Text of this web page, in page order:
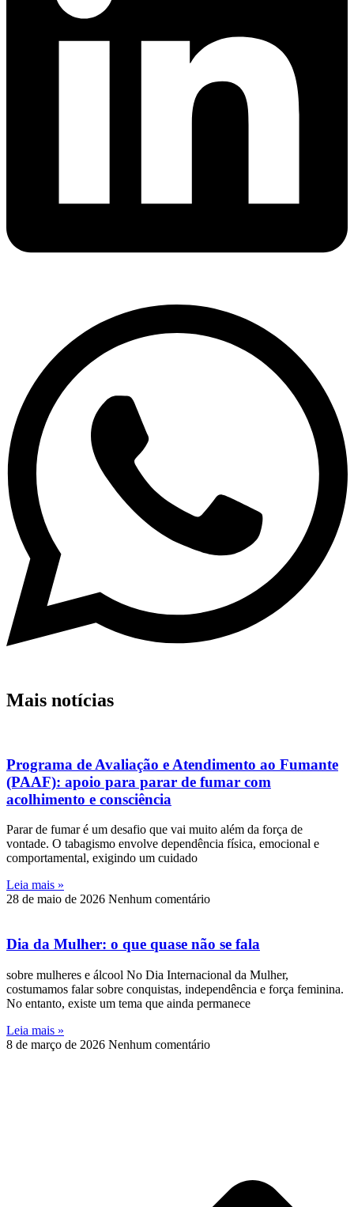
Mais notícias
Programa de Avaliação e Atendimento ao Fumante
(PAAF): apoio para parar de fumar com
acolhimento e consciência
Parar de fumar é um desafio que vai muito além da força de
vontade. O tabagismo envolve dependência física, emocional e
comportamental, exigindo um cuidado
Leia mais »
28 de maio de 2026 Nenhum comentário
Dia da Mulher: o que quase não se fala
sobre mulheres e álcool No Dia Internacional da Mulher,
costumamos falar sobre conquistas, independência e força feminina.
No entanto, existe um tema que ainda permanece
Leia mais »
8 de março de 2026 Nenhum comentário